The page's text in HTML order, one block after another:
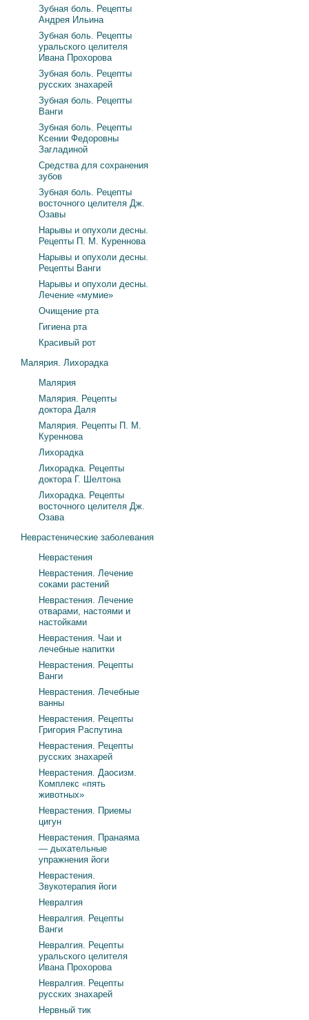
Зубная боль. Рецепты
Андрея Ильина
Зубная боль. Рецепты
уральского целителя
Ивана Прохорова
Зубная боль. Рецепты
русских знахарей
Зубная боль. Рецепты
Ванги
Зубная боль. Рецепты
Ксении Федоровны
Загладиной
Средства для сохранения
зубов
Зубная боль. Рецепты
восточного целителя Дж.
Озавы
Нарывы и опухоли десны.
Рецепты П. М. Куреннова
Нарывы и опухоли десны.
Рецепты Ванги
Нарывы и опухоли десны.
Лечение «мумие»
Очищение рта
Гигиена рта
Красивый рот
Малярия. Лихорадка
Малярия
Малярия. Рецепты
доктора Даля
Малярия. Рецепты П. М.
Куреннова
Лихорадка
Лихорадка. Рецепты
доктора Г. Шелтона
Лихорадка. Рецепты
восточного целителя Дж.
Озава
Неврастенические заболевания
Неврастения
Неврастения. Лечение
соками растений
Неврастения. Лечение
отварами, настоями и
настойками
Неврастения. Чаи и
лечебные напитки
Неврастения. Рецепты
Ванги
Неврастения. Лечебные
ванны
Неврастения. Рецепты
Григория Распутина
Неврастения. Рецепты
русских знахарей
Неврастения. Даосизм.
Комплекс «пять
животных»
Неврастения. Приемы
цигун
Неврастения. Пранаяма
— дыхательные
упражнения йоги
Неврастения.
Звукотерапия йоги
Невралгия
Невралгия. Рецепты
Ванги
Невралгия. Рецепты
уральского целителя
Ивана Прохорова
Невралгия. Рецепты
русских знахарей
Нервный тик